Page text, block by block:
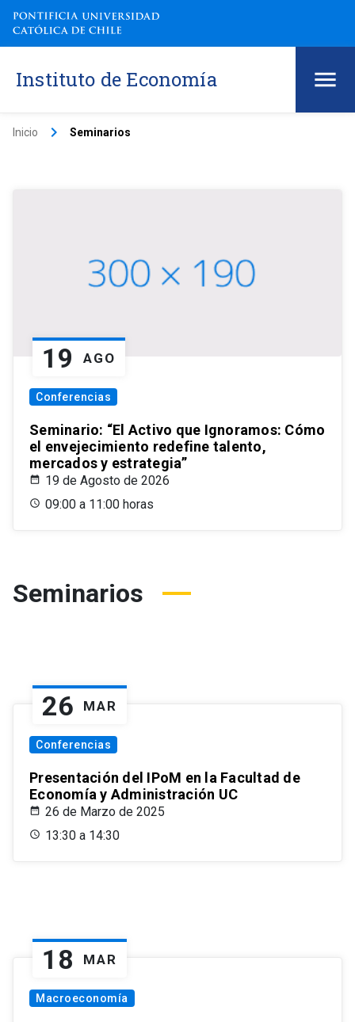
Instituto de Economía
Inicio keyboard_arrow_right Seminarios
19 AGO
Conferencias
Seminario: “El Activo que Ignoramos: Cómo
el envejecimiento redefine talento,
mercados y estrategia”
19 de Agosto de 2026
09:00 a 11:00 horas
Seminarios
26 MAR
Conferencias
Presentación del IPoM en la Facultad de
Economía y Administración UC
26 de Marzo de 2025
13:30 a 14:30
18 MAR
Macroeconomía